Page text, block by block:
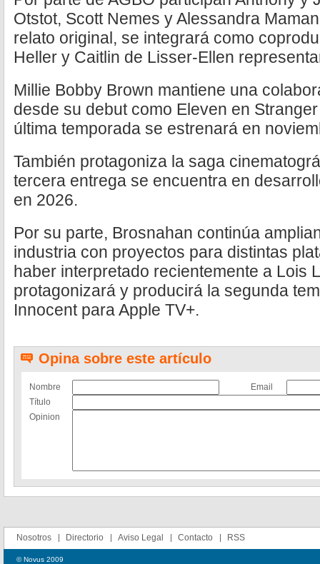
Otstot, Scott Nemes y Alessandra
relato original, se integrará como
Heller y Caitlin de Lisser-Ellen
Millie Bobby Brown mantiene una
desde su debut como Eleven en
última temporada se estrenará en
También protagoniza la saga
tercera entrega se encuentra en
en 2026.
Por su parte, Brosnahan continúa
industria con proyectos para distintas
haber interpretado recientemente a Lois
protagonizará y producirá la segunda
Innocent para Apple TV+.
Opina sobre este artículo
Nombre
Email
Título
Opinion
Nosotros Directorio Aviso Legal Contacto RSS
© Novus 2009